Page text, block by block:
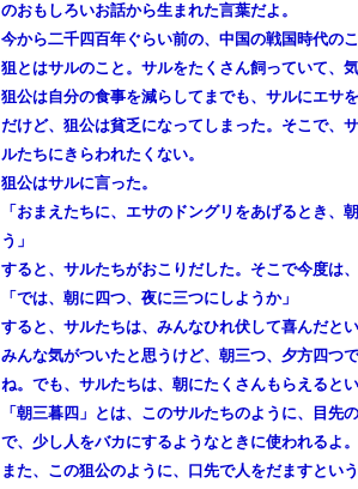
のおもしろいお話から生まれた言葉だよ。
今から二千四百年ぐらい前の、中国の戦国時代の
狙とはサルのこと。サルをたくさん飼っていて、
狙公は自分の食事を減らしてまでも、サルにエサ
だけど、狙公は貧乏になってしまった。そこで、
ルたちにきらわれたくない。
狙公はサルに言った。
「おまえたちに、エサのドングリをあげるとき
う」
すると、サルたちがおこりだした。そこで今度は、
「では、朝に四つ、夜に三つにしようか」
すると、サルたちは、みんなひれ伏して喜んだと
みんな気がついたと思うけど、朝三つ、夕方四つ
ね。でも、サルたちは、朝にたくさんもらえると
「朝三暮四」とは、このサルたちのように、目
で、少し人をバカにするようなときに使われるよ。
また、この狙公のように、口先で人をだますとい